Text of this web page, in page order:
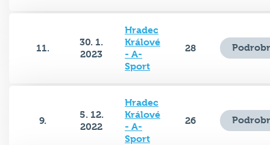
11.
30. 1.
2023
Hradec
Králové
- A-
Sport
28
9.
5. 12.
2022
Hradec
Králové
- A-
Sport
26